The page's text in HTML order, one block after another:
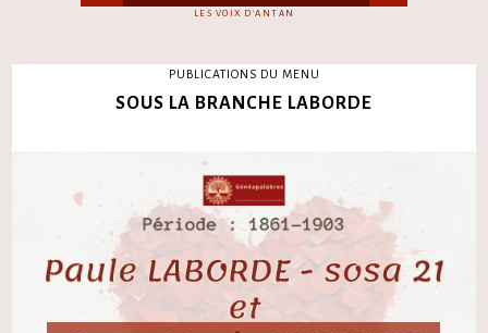
LES VOIX D'ANTAN
PUBLICATIONS DU MENU
SOUS LA BRANCHE LABORDE